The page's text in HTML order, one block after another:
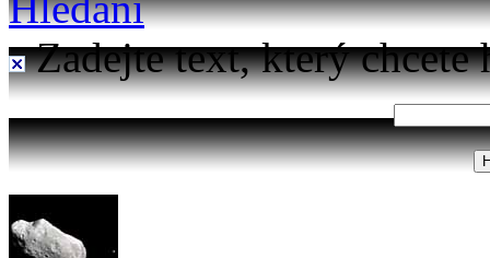
Zadejte text, který chcete